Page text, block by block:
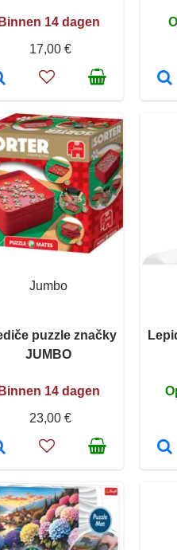
Binnen 14 dagen
17,00 €
Jumbo
puzzle značky
JUMBO
Binnen 14 dagen
23,00 €